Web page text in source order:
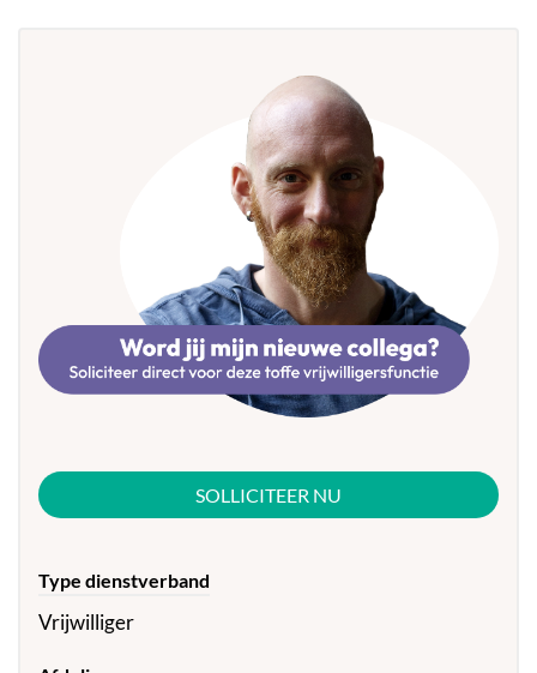
SOLLICITEER NU
Type dienstverband
Vrijwilliger